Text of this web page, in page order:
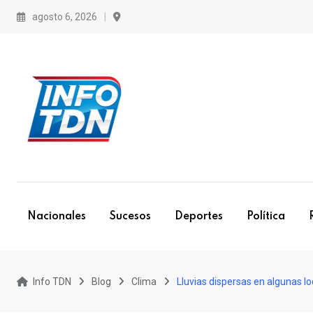
agosto 6, 2026
Nacionales Sucesos Deportes Política
Info TDN Blog Clima Lluvias dispersas en algunas